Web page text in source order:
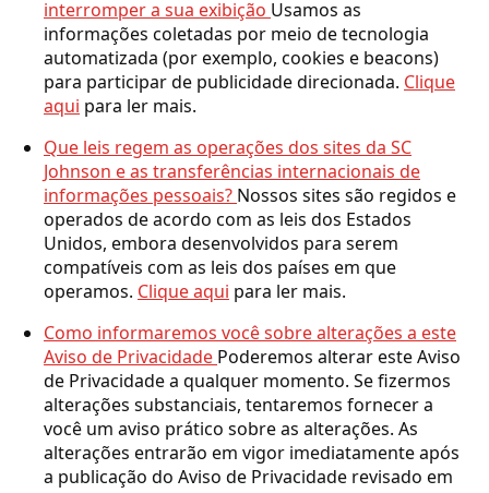
interromper a sua exibição Usamos as
informações coletadas por meio de tecnologia
automatizada (por exemplo, cookies e beacons)
para participar de publicidade direcionada. Clique
aqui para ler mais.
Que leis regem as operações dos sites da SC
Johnson e as transferências internacionais de
informações pessoais? Nossos sites são regidos e
operados de acordo com as leis dos Estados
Unidos, embora desenvolvidos para serem
compatíveis com as leis dos países em que
operamos. Clique aqui para ler mais.
Como informaremos você sobre alterações a este
Aviso de Privacidade Poderemos alterar este Aviso
de Privacidade a qualquer momento. Se fizermos
alterações substanciais, tentaremos fornecer a
você um aviso prático sobre as alterações. As
alterações entrarão em vigor imediatamente após
a publicação do Aviso de Privacidade revisado em